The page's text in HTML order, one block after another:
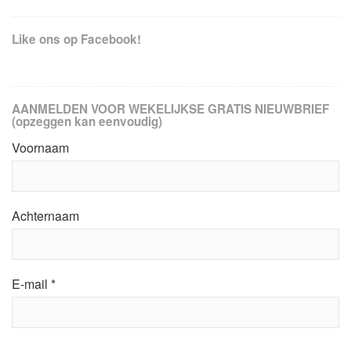
Like ons op Facebook!
AANMELDEN VOOR WEKELIJKSE GRATIS NIEUWBRIEF
(opzeggen kan eenvoudig)
Voornaam
Achternaam
E-mail *